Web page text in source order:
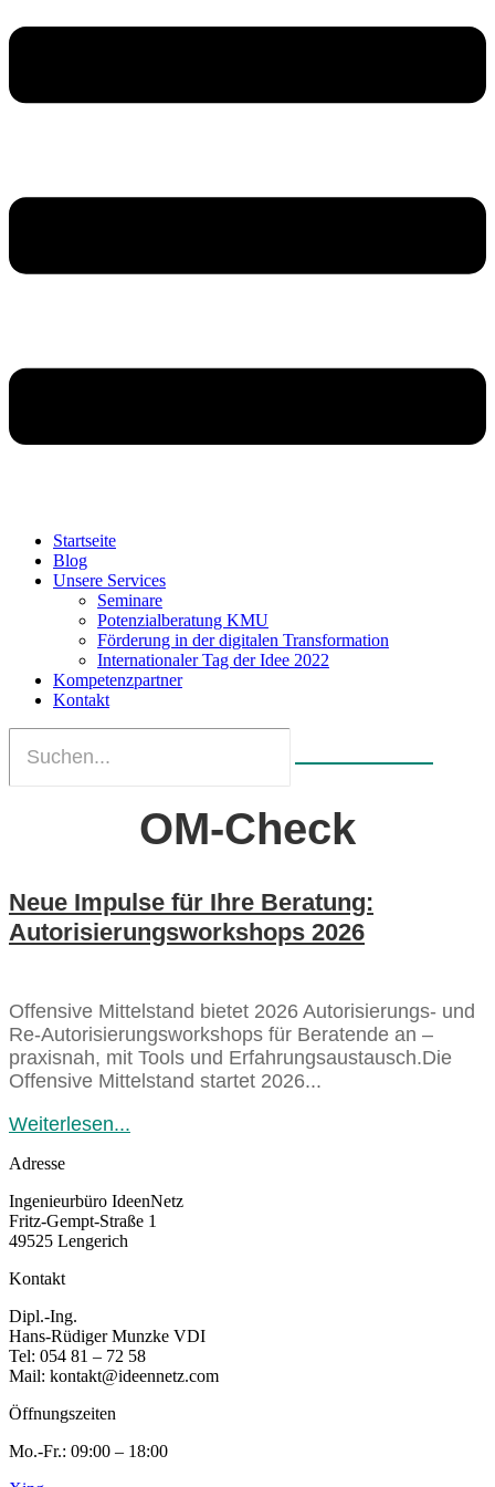
Startseite
Blog
Unsere Services
Seminare
Potenzialberatung KMU
Förderung in der digitalen Transformation
Internationaler Tag der Idee 2022
Kompetenzpartner
Kontakt
OM-Check
Neue Impulse für Ihre Beratung:
Autorisierungsworkshops 2026
Offensive Mittelstand bietet 2026 Autorisierungs- und
Re-Autorisierungsworkshops für Beratende an –
praxisnah, mit Tools und Erfahrungsaustausch.Die
Offensive Mittelstand startet 2026...
Weiterlesen...
Adresse
Ingenieurbüro IdeenNetz
Fritz-Gempt-Straße 1
49525 Lengerich
Kontakt
Dipl.-Ing.
Hans-Rüdiger Munzke VDI
Tel: 054 81 – 72 58
Mail: kontakt@ideennetz.com
Öffnungszeiten
Mo.-Fr.: 09:00 – 18:00